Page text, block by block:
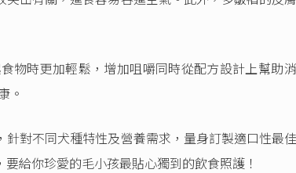
物時更加輕鬆，增加咀嚼同時從配方設計上幫助
。
對不同犬種特性及營養需求，量身訂製適口性最
給你珍愛的毛小孩最貼心獨到的飲食照護！